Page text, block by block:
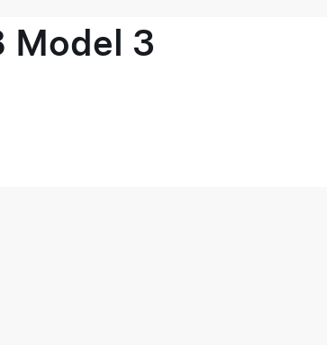
Model 3